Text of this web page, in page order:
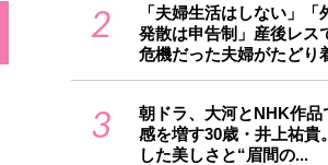
2
「夫婦生活はしない」「
発散は申告制」産後レス
危機だった夫婦がたどり
3
朝ドラ、大河とNHK作品
感を増す30歳・井上祐貴
した美しさと“眉間の...